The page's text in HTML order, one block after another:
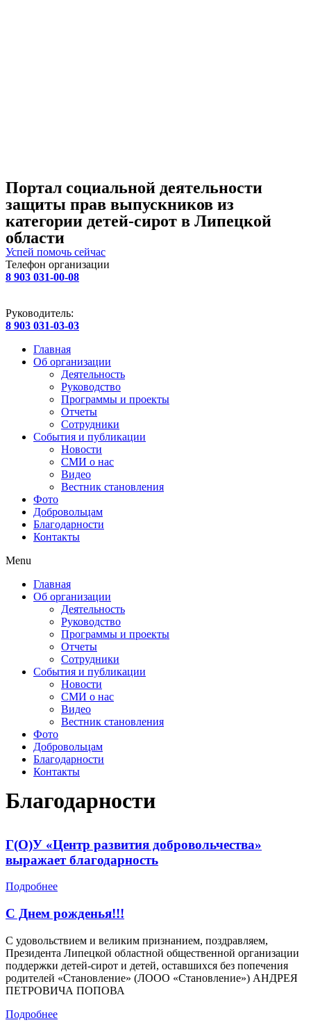
Портал социальной деятельности
защиты прав выпускников из
категории детей-сирот в Липецкой
области
Успей помочь сейчас
Телефон организации
8 903 031-00-08
Руководитель:
8 903 031-03-03
Главная
Об организации
Деятельность
Руководство
Программы и проекты
Отчеты
Сотрудники
События и публикации
Новости
СМИ о нас
Видео
Вестник становления
Фото
Добровольцам
Благодарности
Контакты
Menu
Главная
Об организации
Деятельность
Руководство
Программы и проекты
Отчеты
Сотрудники
События и публикации
Новости
СМИ о нас
Видео
Вестник становления
Фото
Добровольцам
Благодарности
Контакты
Благодарности
Г(О)У «Центр развития добровольчества»
выражает благодарность
Подробнее
С Днем рожденья!!!
С удовольствием и великим признанием, поздравляем,
Президента Липецкой областной общественной организации
поддержки детей-сирот и детей, оставшихся без попечения
родителей «Становление» (ЛООО «Становление») АНДРЕЯ
ПЕТРОВИЧА ПОПОВА
Подробнее